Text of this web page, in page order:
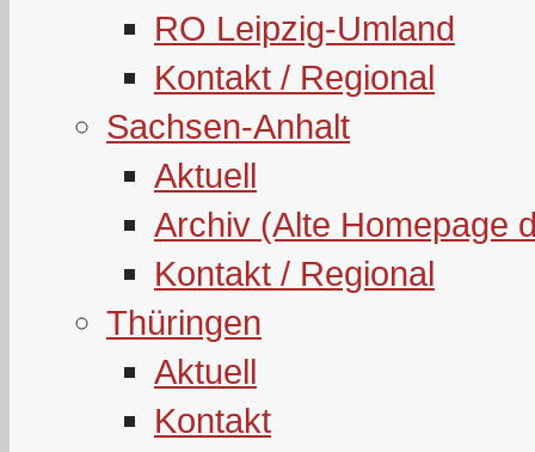
RO Leipzig-Umland
Kontakt / Regional
Sachsen-Anhalt
Aktuell
Archiv (Alte Homepage
Kontakt / Regional
Thüringen
Aktuell
Kontakt